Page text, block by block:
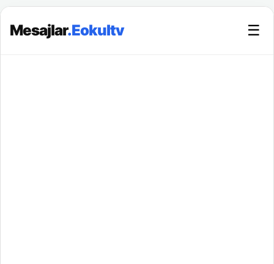
Mesajlar.Eokultv ☰